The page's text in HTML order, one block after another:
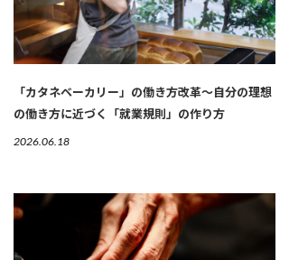
「カタネベーカリー」の働き方改革～自分の理想
の働き方に近づく「就業規則」の作り方
2026.06.18